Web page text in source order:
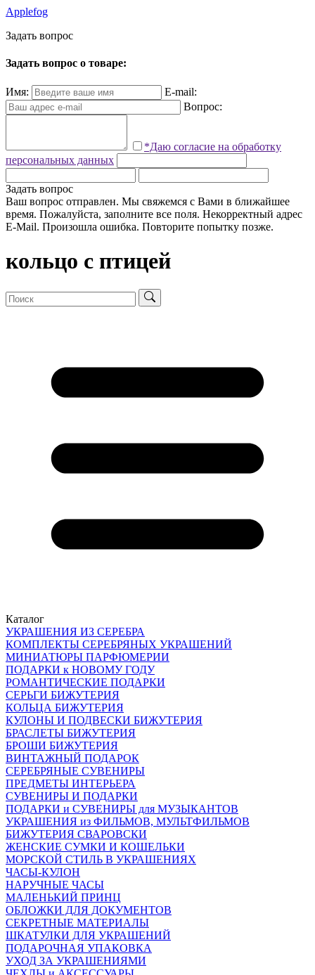
Applefog
Задать вопрос
Задать вопрос о товаре:
Имя:
E-mail:
Вопрос:
*Даю согласие на обработку
персональных данных
Задать вопрос
Ваш вопрос отправлен. Мы свяжемся с Вами в ближайшее
время. Пожалуйста, заполните все поля. Некорректный адрес
E-Mail. Произошла ошибка. Повторите попытку позже.
кольцо с птицей
Каталог
УКРАШЕНИЯ ИЗ СЕРЕБРА
КОМПЛЕКТЫ СЕРЕБРЯНЫХ УКРАШЕНИЙ
МИНИАТЮРЫ ПАРФЮМЕРИИ
ПОДАРКИ к НОВОМУ ГОДУ
РОМАНТИЧЕСКИЕ ПОДАРКИ
СЕРЬГИ БИЖУТЕРИЯ
КОЛЬЦА БИЖУТЕРИЯ
КУЛОНЫ И ПОДВЕСКИ БИЖУТЕРИЯ
БРАСЛЕТЫ БИЖУТЕРИЯ
БРОШИ БИЖУТЕРИЯ
ВИНТАЖНЫЙ ПОДАРОК
СЕРЕБРЯНЫЕ СУВЕНИРЫ
ПРЕДМЕТЫ ИНТЕРЬЕРА
СУВЕНИРЫ И ПОДАРКИ
ПОДАРКИ и СУВЕНИРЫ для МУЗЫКАНТОВ
УКРАШЕНИЯ из ФИЛЬМОВ, МУЛЬТФИЛЬМОВ
БИЖУТЕРИЯ СВАРОВСКИ
ЖЕНСКИЕ СУМКИ И КОШЕЛЬКИ
МОРСКОЙ СТИЛЬ В УКРАШЕНИЯХ
ЧАСЫ-КУЛОН
НАРУЧНЫЕ ЧАСЫ
МАЛЕНЬКИЙ ПРИНЦ
ОБЛОЖКИ ДЛЯ ДОКУМЕНТОВ
СЕКРЕТНЫЕ МАТЕРИАЛЫ
ШКАТУЛКИ ДЛЯ УКРАШЕНИЙ
ПОДАРОЧНАЯ УПАКОВКА
УХОД ЗА УКРАШЕНИЯМИ